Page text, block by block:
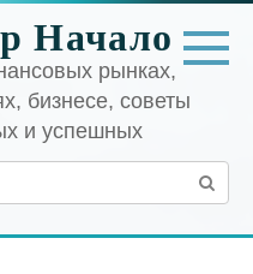
Начало
рынках,
бизнесе, советы
и успешных